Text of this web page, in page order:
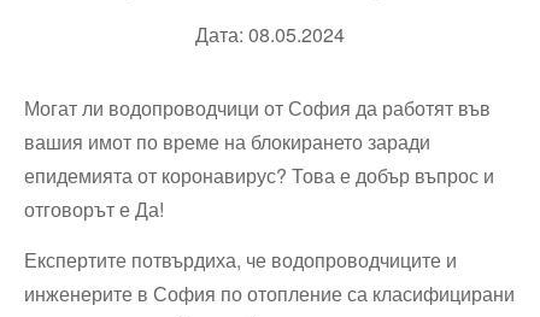
Дата: 08.05.2024
Могат ли водопроводчици от София да работят във
вашия имот по време на блокирането заради
епидемията от коронавирус? Това е добър въпрос и
отговорът е Да!
Експертите потвърдиха, че водопроводчиците и
инженерите в София по отопление са класифицирани